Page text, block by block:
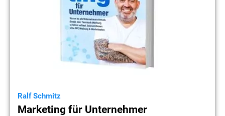
Ralf Schmitz
Marketing für Unternehmer